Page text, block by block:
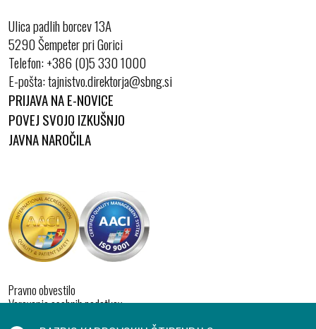
Ulica padlih borcev 13A
5290 Šempeter pri Gorici
Telefon:+386 (0)5 330 1000
E-pošta:
PRIJAVA NA E-NOVICE
POVEJ SVOJO IZKUŠNJO
JAVNA NAROČILA
Pravno obvestilo
Varovanje osebnih podatkov